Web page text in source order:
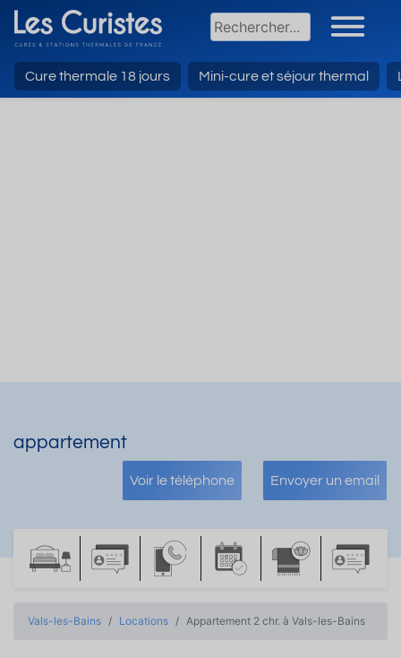
Cure thermale 18 jours Mini-cure et séjour thermal
appartement
Voir le téléphone Envoyer un email
Vals-les-Bains Locations Appartement 2 chr. à Vals-les-Bains